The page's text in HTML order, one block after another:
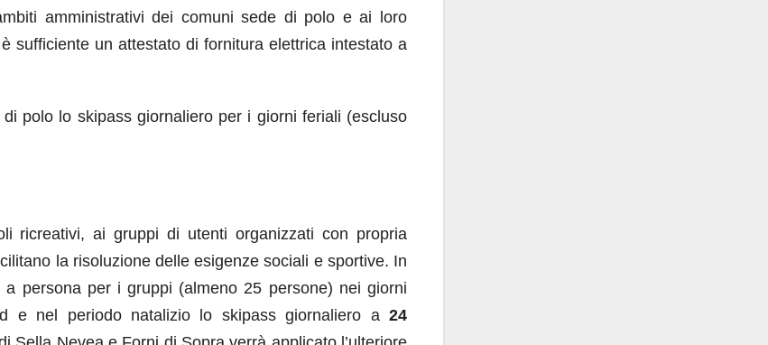
amministrativi dei comuni sede di polo e ai loro
sufficiente un attestato di fornitura elettrica intestato a
polo lo skipass giornaliero per i giorni feriali (escluso
ricreativi, ai gruppi di utenti organizzati con propria
la risoluzione delle esigenze sociali e sportive. In
persona per i gruppi (almeno 25 persone) nei giorni
e nel periodo natalizio lo skipass giornaliero a 24